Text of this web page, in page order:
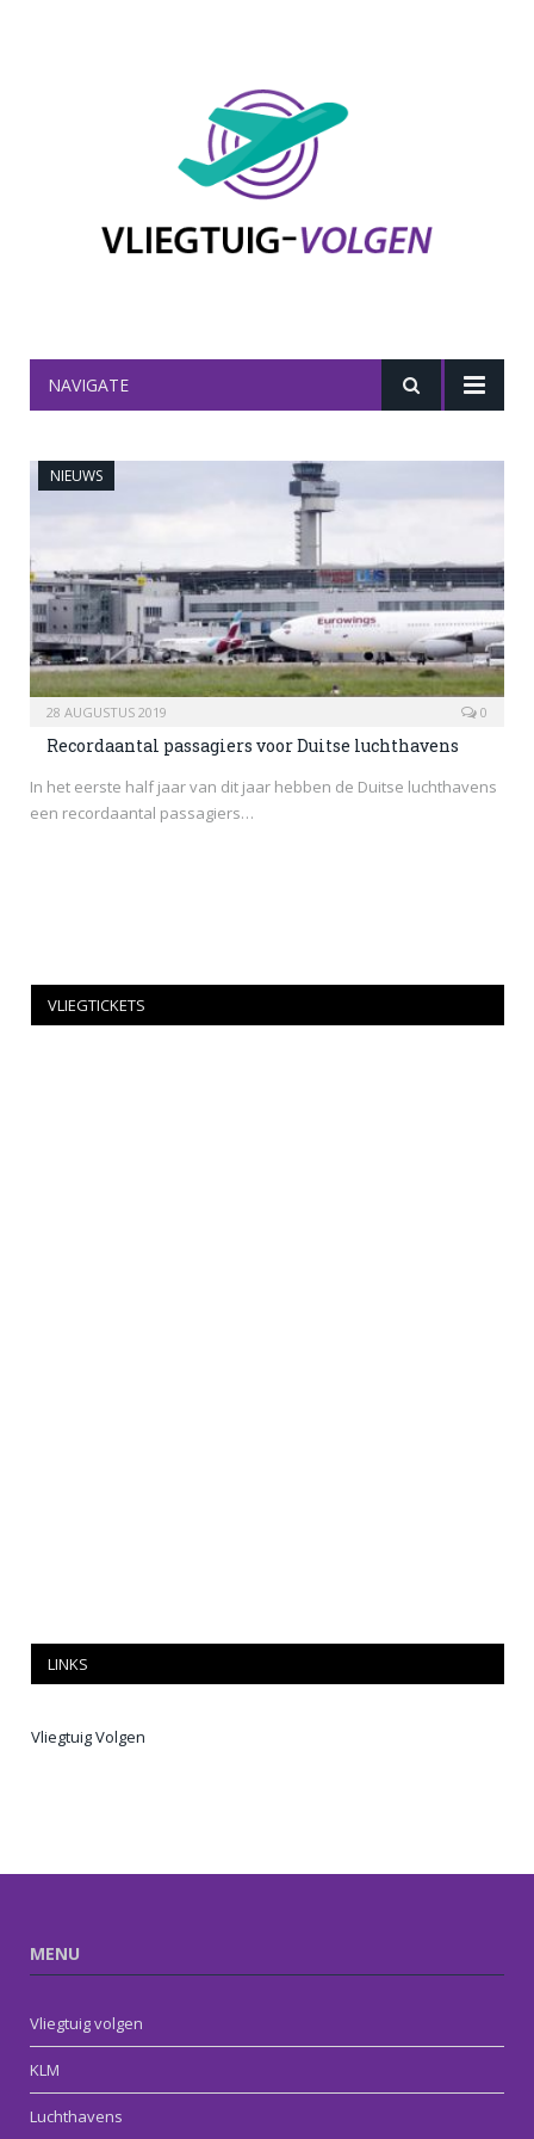
NAVIGATE
NIEUWS
28 AUGUSTUS 2019 0
Recordaantal passagiers voor Duitse luchthavens
In het eerste half jaar van dit jaar hebben de Duitse luchthavens
een recordaantal passagiers…
VLIEGTICKETS
LINKS
Vliegtuig Volgen
MENU
Vliegtuig volgen
KLM
Luchthavens